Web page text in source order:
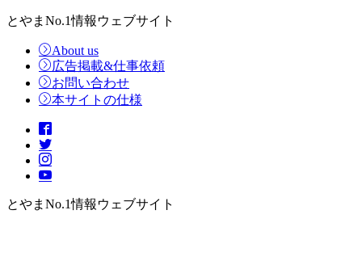
とやまNo.1情報ウェブサイト
About us
広告掲載&仕事依頼
お問い合わせ
本サイトの仕様
とやまNo.1情報ウェブサイト